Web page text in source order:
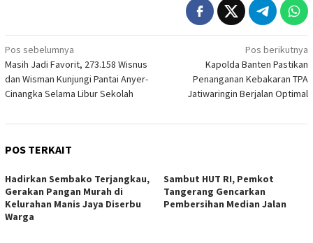
Navigasi
pos
Pos sebelumnya
Masih Jadi Favorit, 273.158 Wisnus
dan Wisman Kunjungi Pantai Anyer-
Cinangka Selama Libur Sekolah
Pos berikutnya
Kapolda Banten Pastikan
Penanganan Kebakaran TPA
Jatiwaringin Berjalan Optimal
POS TERKAIT
Hadirkan Sembako Terjangkau,
Gerakan Pangan Murah di
Kelurahan Manis Jaya Diserbu
Warga
Sambut HUT RI, Pemkot
Tangerang Gencarkan
Pembersihan Median Jalan